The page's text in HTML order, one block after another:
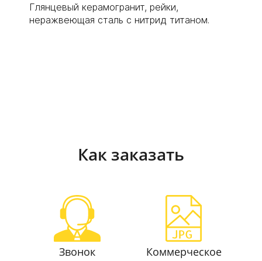
Глянцевый керамогранит, рейки,
неражвеющая сталь с нитрид титаном.
Как заказать
Звонок Коммерческое